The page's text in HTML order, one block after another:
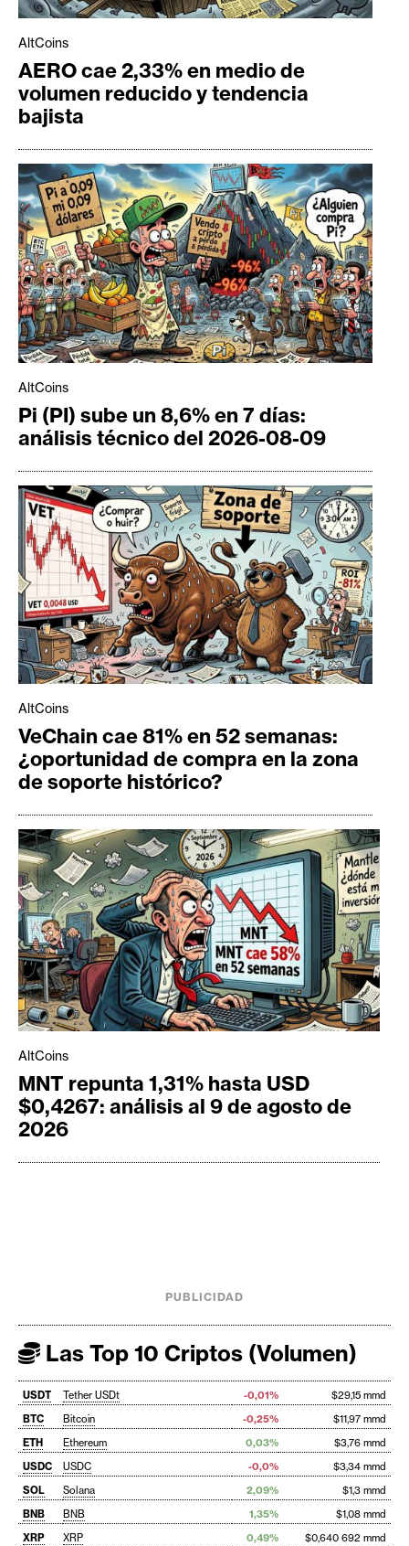
AltCoins
AERO cae 2,33% en medio de
volumen reducido y tendencia
bajista
AltCoins
Pi (PI) sube un 8,6% en 7 días:
análisis técnico del 2026-08-09
AltCoins
VeChain cae 81% en 52 semanas:
¿oportunidad de compra en la zona
de soporte histórico?
AltCoins
MNT repunta 1,31% hasta USD
$0,4267: análisis al 9 de agosto de
2026
PUBLICIDAD
Las Top 10 Criptos (Volumen)
USDT Tether USDt -0,01%
$29,15 mmd
BTC
Bitcoin -0,25%
$11,97 mmd
ETH
Ethereum 0,03%
$3,76 mmd
USDC
USDC -0,0%
$3,34 mmd
SOL
Solana 2,09%
$1,3 mmd
BNB
BNB 1,35%
$1,08 mmd
XRP
XRP 0,49%
$0,640 692 mmd